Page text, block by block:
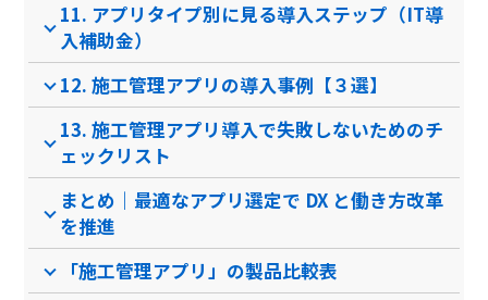
ソフト種別
推奨環境
サポート
クラウド型ソフト
WindowsアプリiOSアプ
リAndroidアプリ
電話 / メール / チャット
クラウド型ソフト
PCブラウザスマートフォ
ンブラウザ
電話 / メール / チャット
PCブ
11. アプリタイプ別に見る導入ステップ（IT導
入補助金）
12. 施工管理アプリの導入事例【３選】
13. 施工管理アプリ導入で失敗しないためのチ
ェックリスト
まとめ｜最適なアプリ選定で DX と働き方改革
を推進
「施工管理アプリ」の製品比較表